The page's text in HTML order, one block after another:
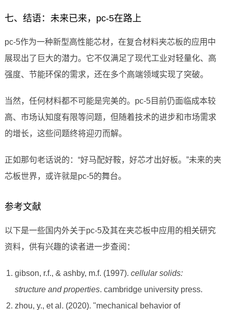
七、结语：未来已来，pc-5在路上
pc-5作为一种新型高性能芯材，在复合材料夹芯板的应用中
展现出了巨大的潜力。它不仅满足了现代工业对轻量化、高
强度、节能环保的需求，还在多个高端领域实现了突破。
当然，任何材料都不可能是完美的。pc-5目前仍面临成本较
高、市场认知度有限等问题，但随着技术的进步和市场需求
的增长，这些问题终将迎刃而解。
正如那句老话说的：“好马配好鞍，好芯才出好板。”未来的夹
芯板世界，或许就是pc-5的舞台。
参考文献
以下是一些国内外关于pc-5及其在夹芯板中应用的相关研究
资料，供有兴趣的读者进一步查阅：
gibson, r.f., & ashby, m.f. (1997). cellular solids:
structure and properties. cambridge university press.
zhou, y., et al. (2020). "mechanical behavior of